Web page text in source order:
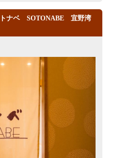
ナベ SOTONABE 宜野湾